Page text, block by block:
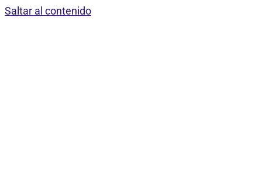
Saltar al contenido